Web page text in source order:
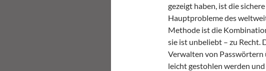
gezeigt haben, ist die
Hauptprobleme des
Methode ist die
sie ist unbeliebt – zu Recht.
Verwalten von
leicht gestohlen werden